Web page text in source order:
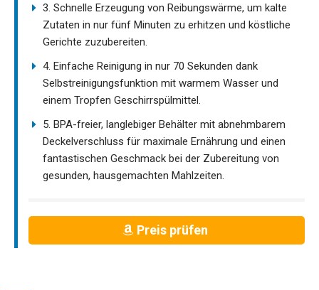
3. Schnelle Erzeugung von Reibungswärme, um kalte
Zutaten in nur fünf Minuten zu erhitzen und köstliche
Gerichte zuzubereiten.
4. Einfache Reinigung in nur 70 Sekunden dank
Selbstreinigungsfunktion mit warmem Wasser und
einem Tropfen Geschirrspülmittel.
5. BPA-freier, langlebiger Behälter mit abnehmbarem
Deckelverschluss für maximale Ernährung und einen
fantastischen Geschmack bei der Zubereitung von
gesunden, hausgemachten Mahlzeiten.
Preis prüfen